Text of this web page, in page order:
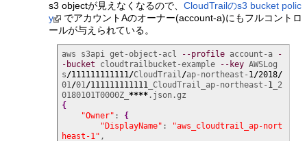
s3 objectが見えなくなるので、CloudTrailのs3 bucket polic
y
でアカウントAのオーナー(account-a)にもフルコントロ
ールが与えられている。
aws s3api get-object-acl --profile account-a
-
-bucket cloudtrailbucket-example --key AWSLog
s/111111111111 /CloudTrail /ap-northeast- 1 /2018/
01 /01 /111111111111 _CloudTrail_ap-northeast- 1
_2
0180101T0000Z_ ****
{
"Owner" : {
"DisplayName" :
"aws_cloudtrail_ap-nort
heast-1" ,